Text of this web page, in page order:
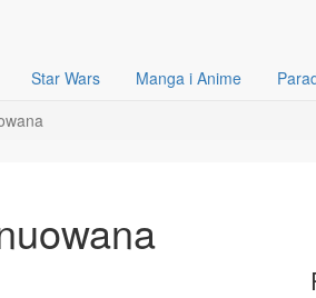
Star Wars Manga i Anime